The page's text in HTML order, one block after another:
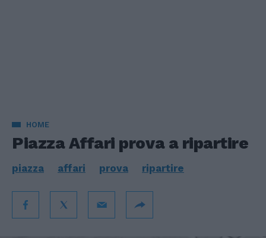
HOME
Piazza Affari prova a ripartire
piazza affari prova ripartire